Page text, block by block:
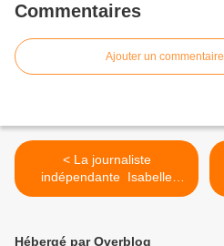
Commentaires
Ajouter un commentaire
< La journaliste
indépendante Isabelle
Jarjaille vient d’écrire un
Hébergé par Overblog